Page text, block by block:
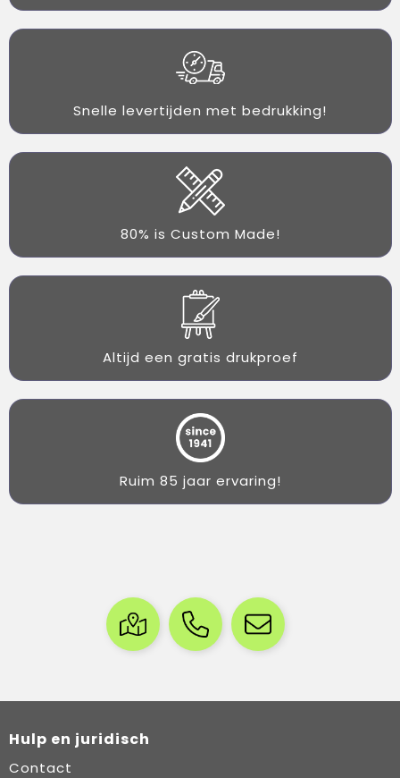
Snelle levertijden met bedrukking!
80% is Custom Made!
Altijd een gratis drukproef
Ruim 85 jaar ervaring!
Hulp en juridisch
Contact